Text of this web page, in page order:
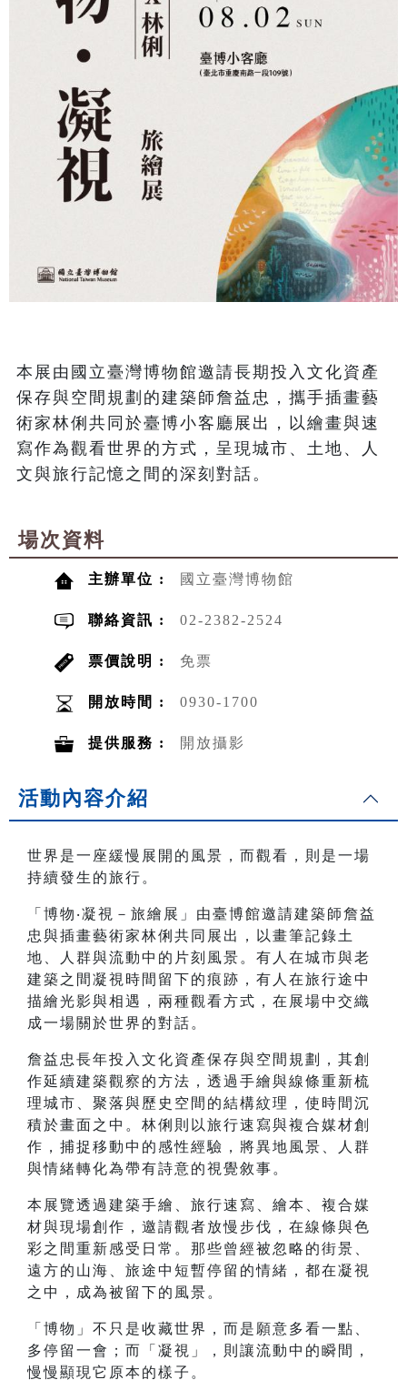
本展由國立臺灣博物館邀請長期投入文化資產
保存與空間規劃的建築師詹益忠，攜手插畫藝
術家林俐共同於臺博小客廳展出，以繪畫與速
寫作為觀看世界的方式，呈現城市、土地、人
文與旅行記憶之間的深刻對話。
場次資料
主辦單位 : 國立臺灣博物館
聯絡資訊 : 02-2382-2524
票價說明 : 免票
開放時間 : 0930-1700
提供服務 : 開放攝影
活動內容介紹
世界是一座緩慢展開的風景，而觀看，則是一場
持續發生的旅行。
「博物‧凝視－旅繪展」由臺博館邀請建築師詹益
忠與插畫藝術家林俐共同展出，以畫筆記錄土
地、人群與流動中的片刻風景。有人在城市與老
建築之間凝視時間留下的痕跡，有人在旅行途中
描繪光影與相遇，兩種觀看方式，在展場中交織
成一場關於世界的對話。
詹益忠長年投入文化資產保存與空間規劃，其創
作延續建築觀察的方法，透過手繪與線條重新梳
理城市、聚落與歷史空間的結構紋理，使時間沉
積於畫面之中。林俐則以旅行速寫與複合媒材創
作，捕捉移動中的感性經驗，將異地風景、人群
與情緒轉化為帶有詩意的視覺敘事。
本展覽透過建築手繪、旅行速寫、繪本、複合媒
材與現場創作，邀請觀者放慢步伐，在線條與色
彩之間重新感受日常。那些曾經被忽略的街景、
遠方的山海、旅途中短暫停留的情緒，都在凝視
之中，成為被留下的風景。
「博物」不只是收藏世界，而是願意多看一點、
多停留一會；而「凝視」，則讓流動中的瞬間，
慢慢顯現它原本的樣子。